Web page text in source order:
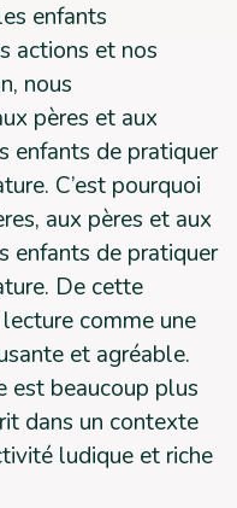
enfants
actions et nos
nous
pères et aux
enfants de pratiquer
C’est pourquoi
aux pères et aux
enfants de pratiquer
De cette
comme une
et agréable.
est beaucoup plus
dans un contexte
ludique et riche